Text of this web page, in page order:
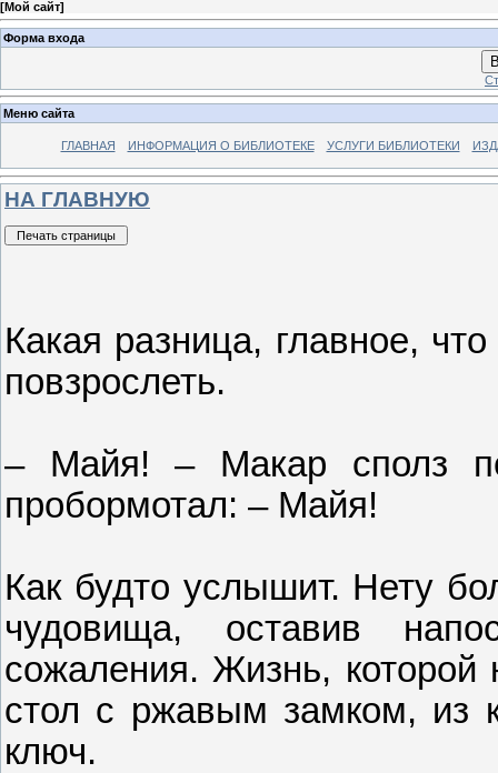
[Мой сайт]
Форма входа
Меню сайта
ГЛАВНАЯ ИНФОРМАЦИЯ О БИБЛИОТЕКЕ УСЛУГИ БИБЛИОТЕКИ
НА ГЛАВНУЮ
Какая разница, главное,
повзрослеть.
– Майя! – Макар сполз
пробормотал: – Майя!
Как будто услышит. Нету
чудовища, оставив
сожаления. Жизнь,
стол с ржавым замком, из
ключ.